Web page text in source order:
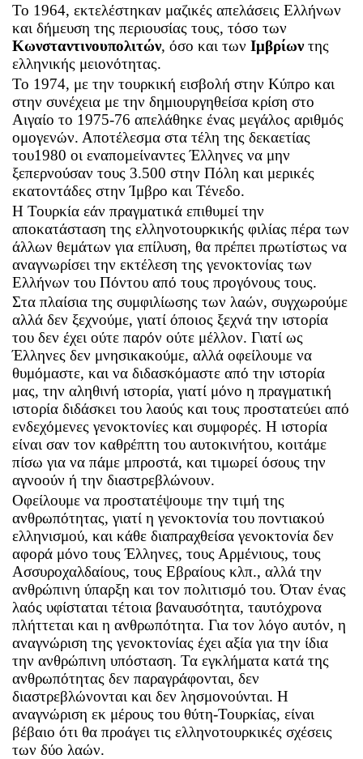
Το 1964, εκτελέστηκαν μαζικές απελάσεις Ελλήνων
και δήμευση της περιουσίας τους, τόσο των
Κωνσταντινουπολιτών, όσο και των Ιμβρίωντης
ελληνικής μειονότητας.
Το 1974, με την τουρκική εισβολή στην Κύπρο και
στην συνέχεια με την δημιουργηθείσα κρίση στο
Αιγαίο το 1975-76 απελάθηκε ένας μεγάλος αριθμός
ομογενών. Αποτέλεσμα στα τέλη της δεκαετίας
του1980 οι εναπομείναντες Έλληνες να μην
ξεπερνούσαν τους 3.500 στην Πόλη και μερικές
εκατοντάδες στην Ίμβρο και Τένεδο.
Η Τουρκία εάν πραγματικά επιθυμεί την
αποκατάσταση της ελληνοτουρκικής φιλίας πέρα των
άλλων θεμάτων για επίλυση, θα πρέπει πρωτίστως να
αναγνωρίσει την εκτέλεση της γενοκτονίας των
Ελλήνων του Πόντου από τους προγόνους τους.
Στα πλαίσια της συμφιλίωσης των λαών, συγχωρούμε
αλλά δεν ξεχνούμε, γιατί όποιος ξεχνά την ιστορία
του δεν έχει ούτε παρόν ούτε μέλλον. Γιατί ως
Έλληνες δεν μνησικακούμε, αλλά οφείλουμε να
θυμόμαστε, και να διδασκόμαστε από την ιστορία
μας, την αληθινή ιστορία, γιατί μόνο η πραγματική
ιστορία διδάσκει του λαούς και τους προστατεύει από
ενδεχόμενες γενοκτονίες και συμφορές. Η ιστορία
είναι σαν τον καθρέπτη του αυτοκινήτου, κοιτάμε
πίσω για να πάμε μπροστά, και τιμωρεί όσους την
αγνοούν ή την διαστρεβλώνουν.
Οφείλουμε να προστατέψουμε την τιμή της
ανθρωπότητας, γιατί η γενοκτονία του ποντιακού
ελληνισμού, και κάθε διαπραχθείσα γενοκτονία δεν
αφορά μόνο τους Έλληνες, τους Αρμένιους, τους
Ασσυροχαλδαίους, τους Εβραίους κλπ., αλλά την
ανθρώπινη ύπαρξη και τον πολιτισμό του. Όταν ένας
λαός υφίσταται τέτοια βαναυσότητα, ταυτόχρονα
πλήττεται και η ανθρωπότητα. Για τον λόγο αυτόν, η
αναγνώριση της γενοκτονίας έχει αξία για την ίδια
την ανθρώπινη υπόσταση. Τα εγκλήματα κατά της
ανθρωπότητας δεν παραγράφονται, δεν
διαστρεβλώνονται και δεν λησμονούνται. Η
αναγνώριση εκ μέρους του θύτη-Τουρκίας, είναι
βέβαιο ότι θα προάγει τις ελληνοτουρκικές σχέσεις
των δύο λαών.